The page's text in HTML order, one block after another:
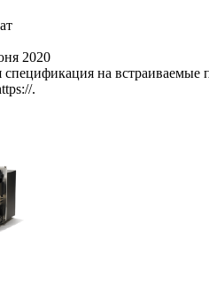
2020
спецификация на встраиваемые
.